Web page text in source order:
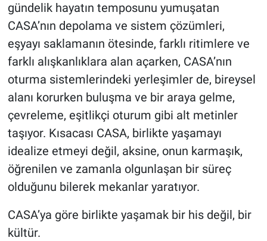
gündelik hayatın temposunu yumuşatan
CASA’nın depolama ve sistem çözümleri,
eşyayı saklamanın ötesinde, farklı ritimlere ve
farklı alışkanlıklara alan açarken, CASA’nın
oturma sistemlerindeki yerleşimler de, bireysel
alanı korurken buluşma ve bir araya gelme,
çevreleme, eşitlikçi oturum gibi alt metinler
taşıyor. Kısacası CASA, birlikte yaşamayı
idealize etmeyi değil, aksine, onun karmaşık,
öğrenilen ve zamanla olgunlaşan bir süreç
olduğunu bilerek mekanlar yaratıyor.
CASA’ya göre birlikte yaşamak bir his değil, bir
kültür.